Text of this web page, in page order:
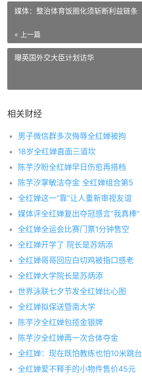
媒体：整治体育饭圈化须斩断利益链条
« 上一篇
曝英国外交大臣计划访华
相关财经
男子微信群多次侮辱全红婵被拘
18岁全红婵直面三道坎
陈芋汐盼全红婵早日伤愈再搭档
陈芋汐掌敏洁夺金 全红婵组合第5
全红婵这一“靠”让人重新审视友谊
媒体评全红婵复出夺冠感言“我真棒”
全红婵全运会比赛门票1分钟售空
全红婵开学了 院长是苏炳添
全红婵哥哥回应白切鸡被指口感老
全红婵大学院长是苏炳添
世界泳联七夕节发全红婵比心图
全红婵拟保送暨南大学
陈芋汐全红婵包揽金银牌
陈芋汐全红婵再一次合体夺金
全红婵：现在既怕教练也怕10米跳台
全红婵爱不释手的小物件售价45元